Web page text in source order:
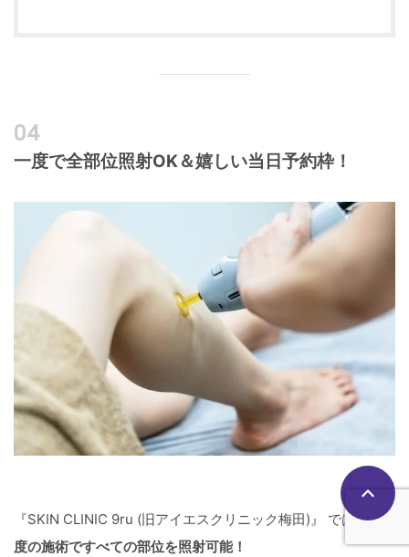
一度で全部位照射OK＆嬉しい当日予約枠！
『SKIN CLINIC 9ru (旧アイエスクリニック梅田)』 では、一
度の施術ですべての部位を照射可能！